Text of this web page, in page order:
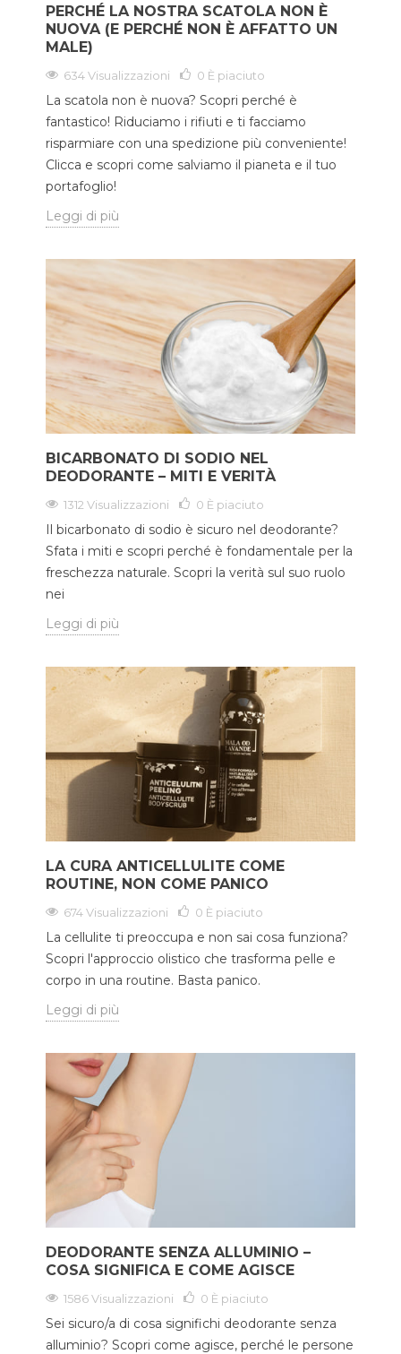
PERCHÉ LA NOSTRA SCATOLA NON È
NUOVA (E PERCHÉ NON È AFFATTO UN
MALE)
634 Visualizzazioni 0 È piaciuto
La scatola non è nuova? Scopri perché è
fantastico! Riduciamo i rifiuti e ti facciamo
risparmiare con una spedizione più conveniente!
Clicca e scopri come salviamo il pianeta e il tuo
portafoglio!
Leggi di più
BICARBONATO DI SODIO NEL
DEODORANTE – MITI E VERITÀ
1312 Visualizzazioni 0 È piaciuto
Il bicarbonato di sodio è sicuro nel deodorante?
Sfata i miti e scopri perché è fondamentale per la
freschezza naturale. Scopri la verità sul suo ruolo
nei
Leggi di più
LA CURA ANTICELLULITE COME
ROUTINE, NON COME PANICO
674 Visualizzazioni 0 È piaciuto
La cellulite ti preoccupa e non sai cosa funziona?
Scopri l'approccio olistico che trasforma pelle e
corpo in una routine. Basta panico.
Leggi di più
DEODORANTE SENZA ALLUMINIO –
COSA SIGNIFICA E COME AGISCE
1586 Visualizzazioni 0 È piaciuto
Sei sicuro/a di cosa significhi deodorante senza
alluminio? Scopri come agisce, perché le persone